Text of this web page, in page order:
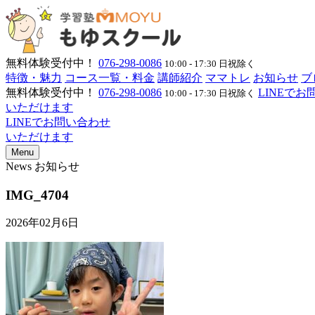
無料体験受付中！ 076-298-0086 10:00 - 17:30 日祝除く
特徴・魅力 コース一覧・料金 講師紹介 ママトレ お知らせ ブ
無料体験受付中！
076-298-0086 10:00 - 17:30 日祝除く LINEでお
いただけます
LINEでお問い合わせ
いただけます
Menu
News お知らせ
IMG_4704
2026年02月6日